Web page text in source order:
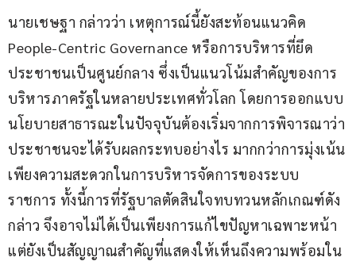
นายเชษฐา กล่าวว่า เหตุการณ์นี้ยังสะท้อนแนวคิด
People-Centric Governance หรือการบริหารที่ยึด
ประชาชนเป็นศูนย์กลาง ซึ่งเป็นแนวโน้มสำคัญของการ
บริหารภาครัฐในหลายประเทศทั่วโลก โดยการออกแบบ
นโยบายสาธารณะในปัจจุบันต้องเริ่มจากการพิจารณาว่า
ประชาชนจะได้รับผลกระทบอย่างไร มากกว่าการมุ่งเน้น
เพียงความสะดวกในการบริหารจัดการของระบบ
ราชการ ทั้งนี้การที่รัฐบาลตัดสินใจทบทวนหลักเกณฑ์ดัง
กล่าว จึงอาจไม่ได้เป็นเพียงการแก้ไขปัญหาเฉพาะหน้า
แต่ยังเป็นสัญญาณสำคัญที่แสดงให้เห็นถึงความพร้อมใน